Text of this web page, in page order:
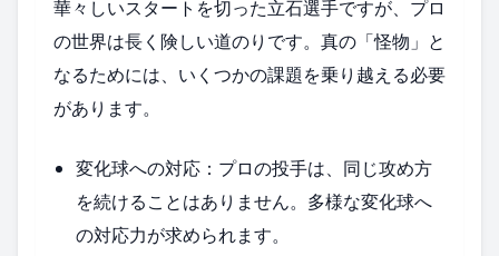
華々しいスタートを切った立石選手ですが、プロ
の世界は長く険しい道のりです。真の「怪物」と
なるためには、いくつかの課題を乗り越える必要
があります。
変化球への対応：プロの投手は、同じ攻め方
を続けることはありません。多様な変化球へ
の対応力が求められます。